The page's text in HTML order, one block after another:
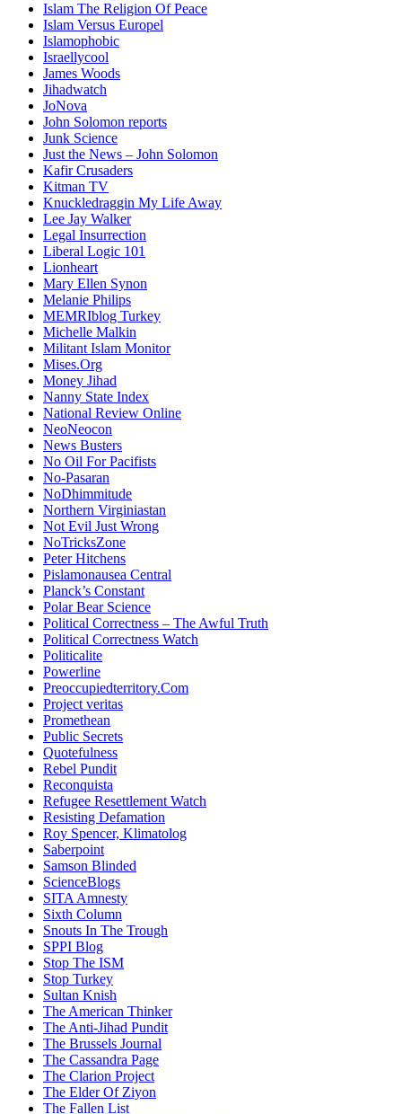
Islam The Religion Of Peace
Islam Versus Europel
Islamophobic
Israellycool
James Woods
Jihadwatch
JoNova
John Solomon reports
Junk Science
Just the News – John Solomon
Kafir Crusaders
Kitman TV
Knuckledraggin My Life Away
Lee Jay Walker
Legal Insurrection
Liberal Logic 101
Lionheart
Mary Ellen Synon
Melanie Philips
MEMRIblog Turkey
Michelle Malkin
Militant Islam Monitor
Mises.Org
Money Jihad
Nanny State Index
National Review Online
NeoNeocon
News Busters
No Oil For Pacifists
No-Pasaran
NoDhimmitude
Northern Virginiastan
Not Evil Just Wrong
NoTricksZone
Peter Hitchens
Pislamonausea Central
Planck’s Constant
Polar Bear Science
Political Correctness – The Awful Truth
Political Correctness Watch
Politicalite
Powerline
Preoccupiedterritory.Com
Project veritas
Promethean
Public Secrets
Quotefulness
Rebel Pundit
Reconquista
Refugee Resettlement Watch
Resisting Defamation
Roy Spencer, Klimatolog
Saberpoint
Samson Blinded
ScienceBlogs
SITA Amnesty
Sixth Column
Snouts In The Trough
SPPI Blog
Stop The ISM
Stop Turkey
Sultan Knish
The American Thinker
The Anti-Jihad Pundit
The Brussels Journal
The Cassandra Page
The Clarion Project
The Elder Of Ziyon
The Fallen List